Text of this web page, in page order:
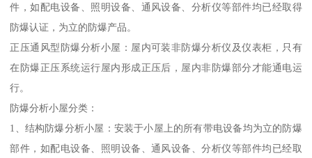
件，如配电设备、照明设备、通风设备、分析仪等部件均已经取得
防爆认证，为立的防爆产品。
正压通风型防爆分析小屋：屋内可装非防爆分析仪及仪表柜，只有
在防爆正压系统运行屋内形成正压后，屋内非防爆部分才能通电运
行。
防爆分析小屋分类：
1、结构防爆分析小屋：安装于小屋上的所有带电设备均为立的防爆
部件，如配电设备、照明设备、通风设备、分析仪等部件均已经取